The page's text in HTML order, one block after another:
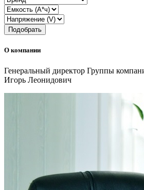
Подобрать
О компании
Генеральный директор Группы
Игорь Леонидович